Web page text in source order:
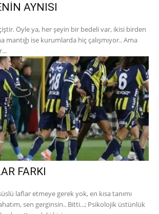
AYNISI
Öyle ya, her şeyin bir bedeli var, ikisi birden
ise kurumlarda hiç çalışmıyor.. Ama
FARKI
laflar etmeye gerek yok, en kısa tanımı